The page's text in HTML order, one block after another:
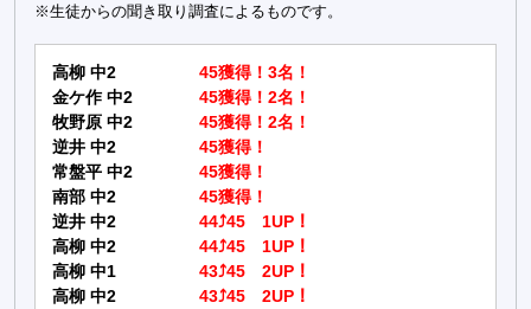
※生徒からの聞き取り調査によるものです。
高柳 中2
45獲得！3名！
金ケ作 中2
45獲得！2名！
牧野原 中2
45獲得！2名！
逆井 中2
45獲得！
常盤平 中2
45獲得！
南部 中2
45獲得！
逆井 中2
44⤴45 1UP！
高柳 中2
44⤴45 1UP！
高柳 中1
43⤴45 2UP！
高柳 中2
43⤴45 2UP！